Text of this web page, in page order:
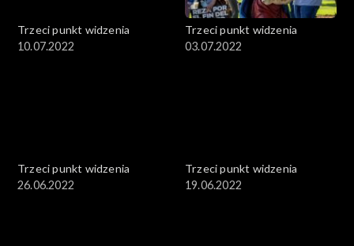
Trzeci punkt widzenia
10.07.2022
Trzeci punkt widzenia
03.07.2022
Trzeci punkt widzenia
26.06.2022
Trzeci punkt widzenia
19.06.2022